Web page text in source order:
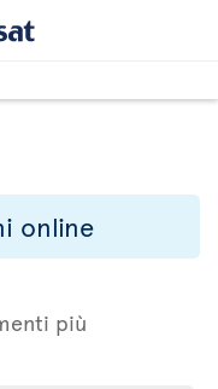
online
più